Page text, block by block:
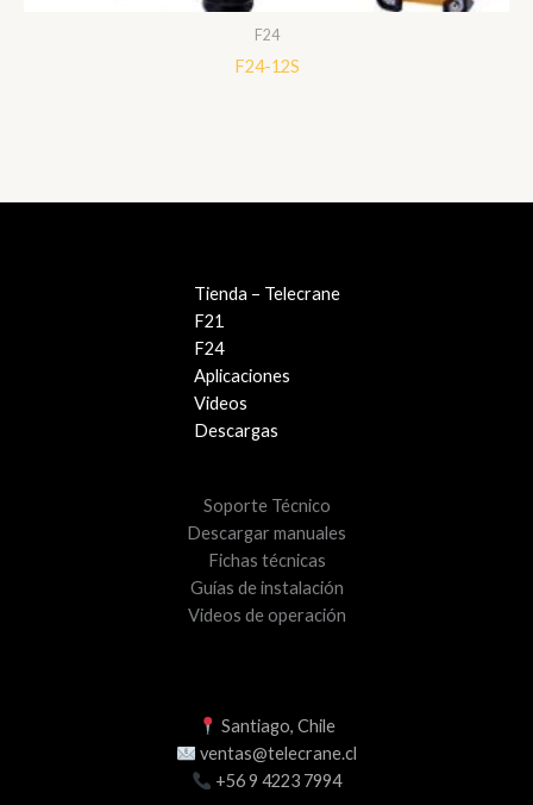
F24
F24-12S
Tienda – Telecrane
F21
F24
Aplicaciones
Videos
Descargas
Soporte Técnico
Descargar manuales
Fichas técnicas
Guías de instalación
Videos de operación
Santiago, Chile
ventas@telecrane.cl
+56 9 4223 7994